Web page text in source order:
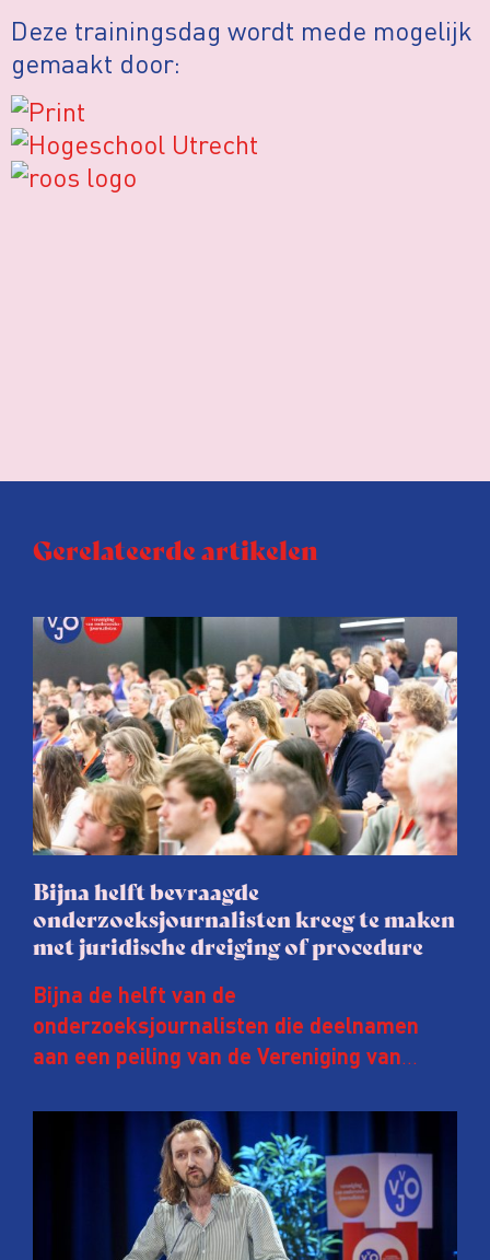
Deze trainingsdag wordt mede mogelijk
gemaakt door:
Gerelateerde artikelen
Bijna helft bevraagde
onderzoeksjournalisten kreeg te maken
met juridische dreiging of procedure
Bijna de helft van de
onderzoeksjournalisten die deelnamen
aan een peiling van de Vereniging van
afgelopen twee jaar te maken met
juridische dreiging of een juridische
procedure rond het eigen werk. Dat kost
journalisten tijd, ook ervaren zij stress en
soms worden publicaties aangepast of